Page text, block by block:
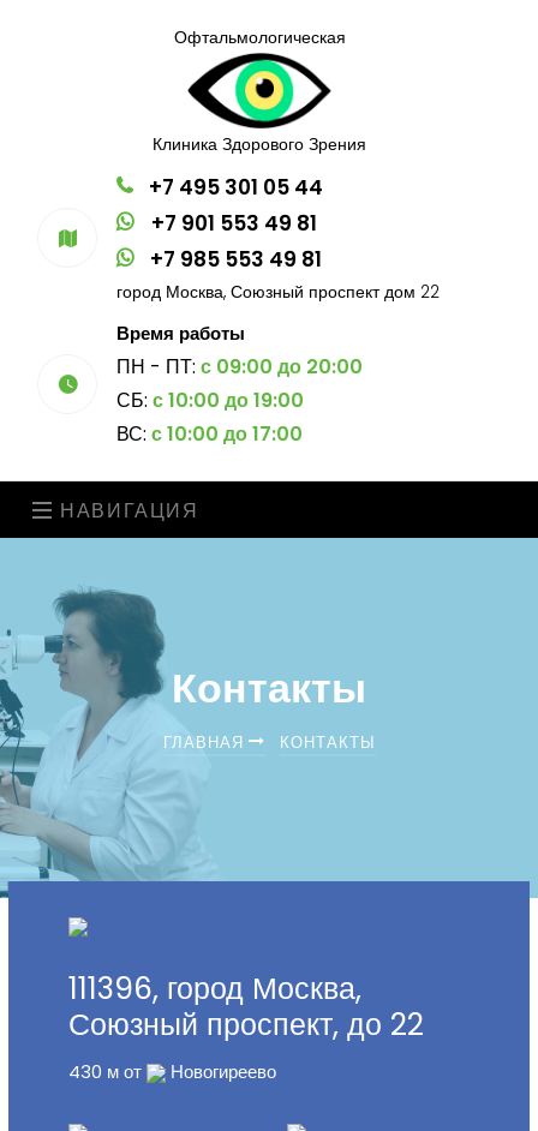
Офтальмологическая
Клиника Здорового Зрения
+7 495 301 05 44
+7 901 553 49 81
+7 985 553 49 81
город Москва, Союзный проспект дом 22
Время работы
ПН - ПТ: с 09:00 до 20:00
СБ: с 10:00 до 19:00
ВС: с 10:00 до 17:00
НАВИГАЦИЯ
Контакты
ГЛАВНАЯ КОНТАКТЫ
111396, город Москва,
Союзный проспект, до 22
430 м от Новогиреево
Яндекс.Карты